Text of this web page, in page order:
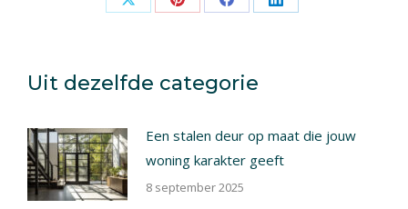
Share Share Share Share
Uit dezelfde categorie
Een stalen deur op maat die jouw
woning karakter geeft
8 september 2025